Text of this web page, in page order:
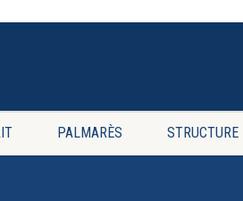
PALMARÈS STRUCTURE